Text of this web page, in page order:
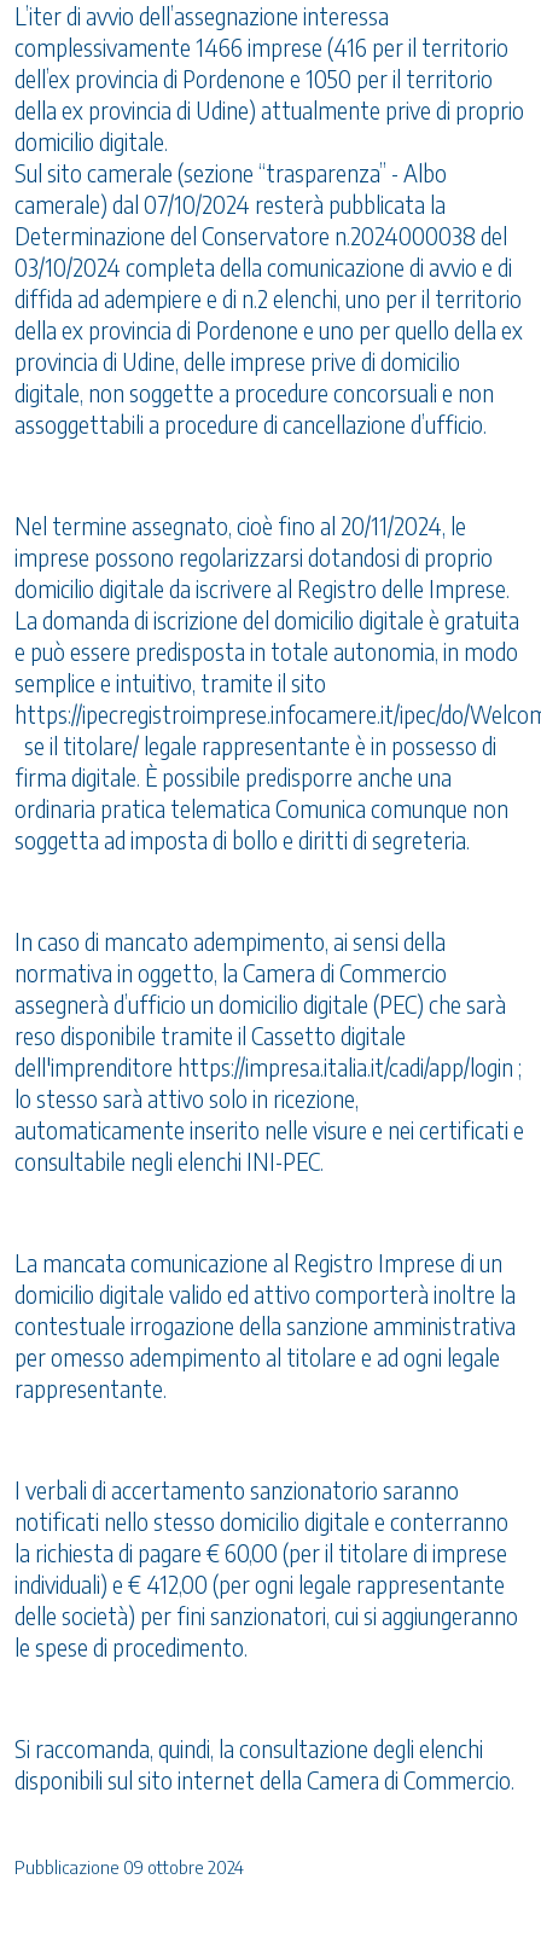
L’iter di avvio dell’assegnazione interessa
complessivamente 1466 imprese (416 per il territorio
dell’ex provincia di Pordenone e 1050 per il territorio
della ex provincia di Udine) attualmente prive di proprio
domicilio digitale.
Sul sito camerale (sezione “trasparenza” - Albo
camerale) dal 07/10/2024 resterà pubblicata la
Determinazione del Conservatore n.2024000038 del
03/10/2024 completa della comunicazione di avvio e di
diffida ad adempiere e di n.2 elenchi, uno per il territorio
della ex provincia di Pordenone e uno per quello della ex
provincia di Udine, delle imprese prive di domicilio
digitale, non soggette a procedure concorsuali e non
assoggettabili a procedure di cancellazione d’ufficio.
Nel termine assegnato, cioè fino al 20/11/2024, le
imprese possono regolarizzarsi dotandosi di proprio
domicilio digitale da iscrivere al Registro delle Imprese.
La domanda di iscrizione del domicilio digitale è gratuita
e può essere predisposta in totale autonomia, in modo
semplice e intuitivo, tramite il sito
https://ipecregistroimprese.infocamere.it/ipec/do/
se il titolare/ legale rappresentante è in possesso di
firma digitale. È possibile predisporre anche una
ordinaria pratica telematica Comunica comunque non
soggetta ad imposta di bollo e diritti di segreteria.
In caso di mancato adempimento, ai sensi della
normativa in oggetto, la Camera di Commercio
assegnerà d’ufficio un domicilio digitale (PEC) che sarà
reso disponibile tramite il Cassetto digitale
dell'imprenditore https://impresa.italia.it/cadi/app/login ;
lo stesso sarà attivo solo in ricezione,
automaticamente inserito nelle visure e nei certificati e
consultabile negli elenchi INI-PEC.
La mancata comunicazione al Registro Imprese di un
domicilio digitale valido ed attivo comporterà inoltre la
contestuale irrogazione della sanzione amministrativa
per omesso adempimento al titolare e ad ogni legale
rappresentante.
I verbali di accertamento sanzionatorio saranno
notificati nello stesso domicilio digitale e conterranno
la richiesta di pagare € 60,00 (per il titolare di imprese
individuali) e € 412,00 (per ogni legale rappresentante
delle società) per fini sanzionatori, cui si aggiungeranno
le spese di procedimento.
Si raccomanda, quindi, la consultazione degli elenchi
disponibili sul sito internet della Camera di Commercio.
Pubblicazione 09 ottobre 2024